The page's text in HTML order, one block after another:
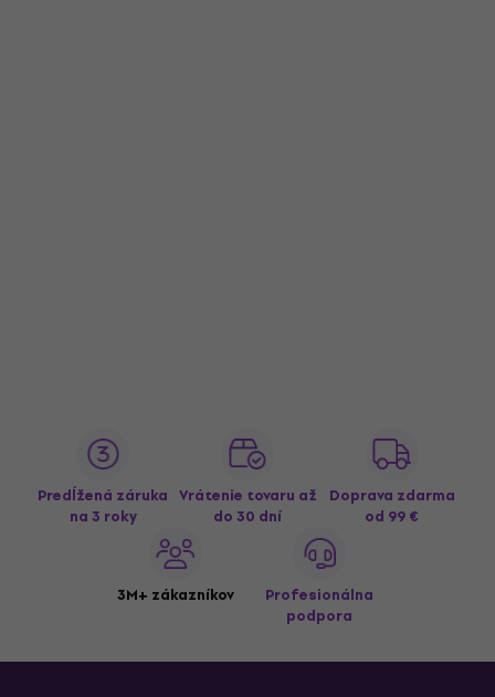
Predĺžená záruka
na 3 roky
Vrátenie tovaru až
do 30 dní
Doprava zdarma
od 99 €
3M+ zákazníkov
Profesionálna
podpora